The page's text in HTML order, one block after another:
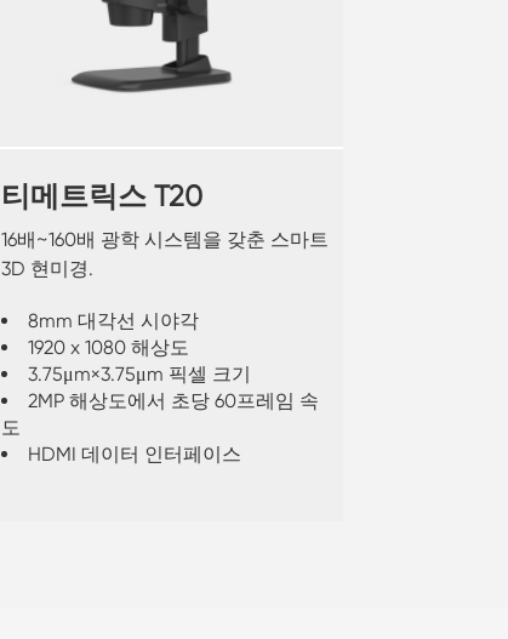
티메트릭스 T20
16배~160배 광학 시스템을 갖춘 스마트
3D 현미경.
8mm 대각선 시야각
1920 x 1080 해상도
3.75μm×3.75μm 픽셀 크기
2MP 해상도에서 초당 60프레임 속
도
HDMI 데이터 인터페이스